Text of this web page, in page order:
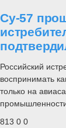
Су-57
Российский
воспринимать
только на
813 0 0